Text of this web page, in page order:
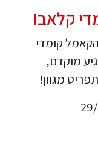
קלאב!
קומדי
מוקדם,
מגוון!